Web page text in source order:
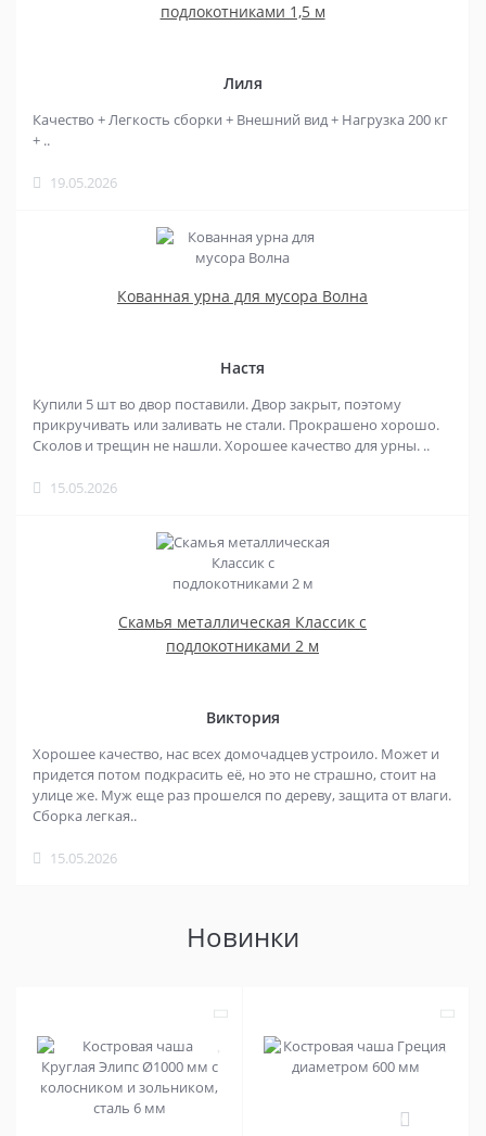
подлокотниками 1,5 м
Лиля
Качество + Легкость сборки + Внешний вид + Нагрузка 200 кг
+ ..
19.05.2026
Кованная урна для мусора Волна
Настя
Купили 5 шт во двор поставили. Двор закрыт, поэтому
прикручивать или заливать не стали. Прокрашено хорошо.
Сколов и трещин не нашли. Хорошее качество для урны. ..
15.05.2026
Скамья металлическая Классик с
подлокотниками 2 м
Виктория
Хорошее качество, нас всех домочадцев устроило. Может и
придется потом подкрасить её, но это не страшно, стоит на
улице же. Муж еще раз прошелся по дереву, защита от влаги.
Сборка легкая..
15.05.2026
Новинки